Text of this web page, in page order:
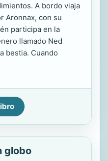
A bordo viaja
Aronnax, con su
participa en la
llamado Ned
bestia. Cuando
globo